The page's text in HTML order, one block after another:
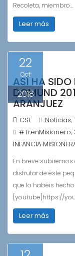
Recoleta, miembro…
Leer más
22
Oct
2018
ASÍ HA SIDO
DOMUND
ARANJUEZ
CSF Noticias,
#TrenMisionero,
INFANCIA
En breve
disfrutar de éste
que lo habéis hecho
[youtube]https://
Leer más